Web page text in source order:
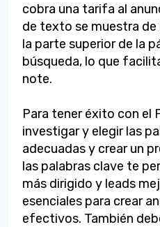
cobra una tarifa al
de texto se muestra
la parte superior de la
búsqueda, lo que
note.
Para tener éxito con el
investigar y elegir las
adecuadas y crear un
las palabras clave te
más dirigido y leads
esenciales para crear
efectivos. También